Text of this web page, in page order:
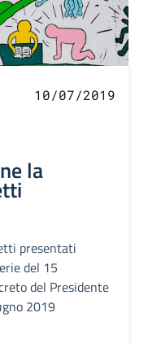
10/07/2019
la
presentati
del 15
del Presidente
2019